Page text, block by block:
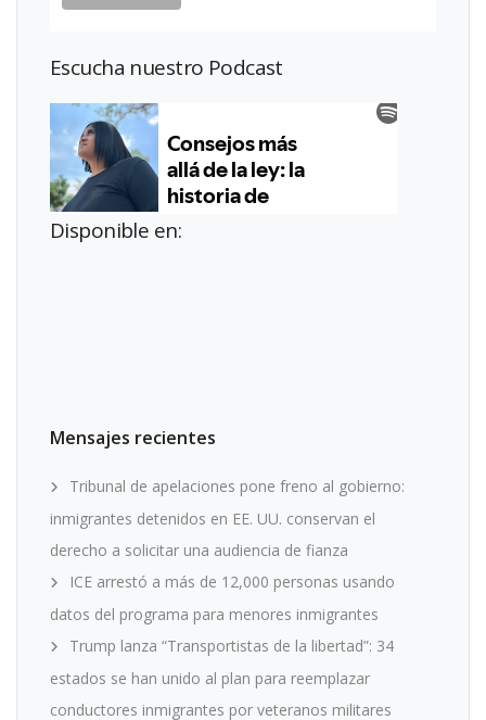
Escucha nuestro Podcast
Disponible en:
Mensajes recientes
Tribunal de apelaciones pone freno al gobierno:
inmigrantes detenidos en EE. UU. conservan el
derecho a solicitar una audiencia de fianza
ICE arrestó a más de 12,000 personas usando
datos del programa para menores inmigrantes
Trump lanza “Transportistas de la libertad”: 34
estados se han unido al plan para reemplazar
conductores inmigrantes por veteranos militares